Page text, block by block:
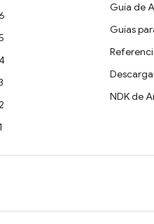
Guía de
Guías
NDK de